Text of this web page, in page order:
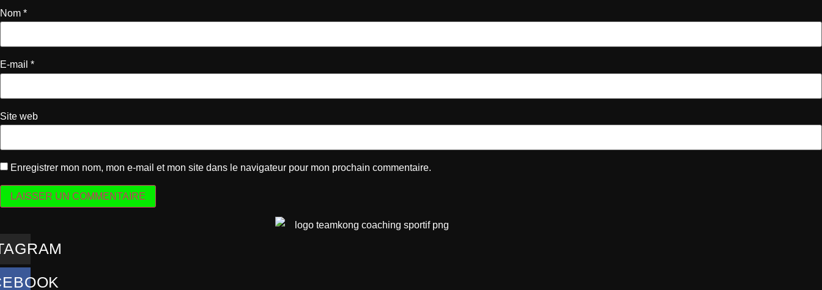
Nom *
E-mail *
Site web
Enregistrer mon nom, mon e-mail et mon site dans le navigateur pour mon prochain commentaire.